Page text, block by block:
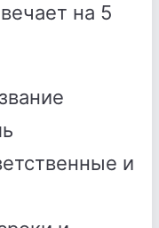
на 5
и